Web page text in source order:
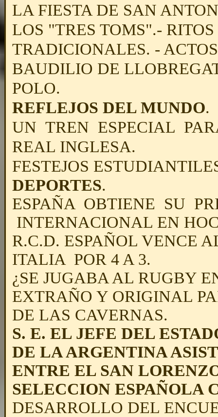
LA FIESTA DE SAN
LOS "TRES TOMS".-
TRADICIONALES. -
BAUDILIO DE
POLO.
REFLEJOS DEL MUNDO.
UN TREN ESPECIAL
REAL INGLESA.
FESTEJOS
DEPORTES.
ESPAÑA OBTIENE SU
INTERNACIONAL EN
R.C.D. ESPAÑOL VENCE
ITALIA POR 4 A 3.
¿SE JUGABA AL RUGBY
EXTRAÑO Y ORIGINAL
DE LAS CAVERNAS.
S. E. EL JEFE DEL
DE LA ARGENTINA
ENTRE EL SAN
SELECCION ESPAÑOLA
DESARROLLO DEL